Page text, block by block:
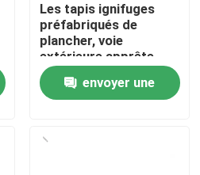
Les tapis ignifuges
préfabriqués de
plancher, voie
extérieure apprête
utilisation de piste
envoyer une